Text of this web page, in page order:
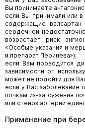
Вы принимаете
если Вы принимали или
содержащие
сердечной
возрастает риск
«Особые указания и
и препарат Перинева»);
если Вам проводится
зависимости от
может не подойти для
если у Вас заболевание
почкам из-за сужения
или стеноз артерии
Применение при